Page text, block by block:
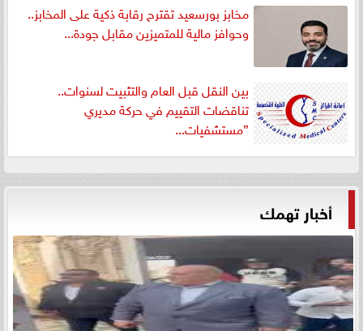
مخابز بورسعيد تقترح رقابة ذكية على المخابز..
وحوافز مالية للمتميزين مقابل جودة...
بين النقل قبل العام والتثبيت لسنوات..
تناقضات التقييم في حركة مديري
”مستشفيات...
أخبار تهمك